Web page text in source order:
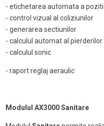
- etichetarea automata a
- control vizual al coliziunilor
- generarea sectiunilor
- calculul automat al pierderilor
- calculul sonic
- raport reglaj aeraulic
Modulul AX3000 Sanitare